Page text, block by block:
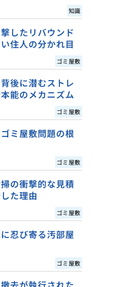
知識
したリバウンド
住人の分かれ目
ゴミ屋敷
後に潜むストレ
能のメカニズム
ゴミ屋敷
ミ屋敷問題の根
ゴミ屋敷
の衝撃的な見積
た理由
ゴミ屋敷
忍び寄る汚部屋
ゴミ屋敷